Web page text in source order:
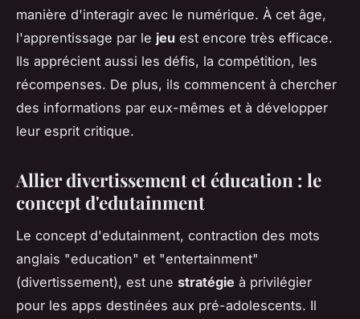
manière d'interagir avec le numérique. À cet âge,
l'apprentissage par le jeu est encore très efficace.
Ils apprécient aussi les défis, la compétition, les
récompenses. De plus, ils commencent à chercher
des informations par eux-mêmes et à développer
leur esprit critique.
Allier divertissement et éducation : le
concept d'edutainment
Le concept d'edutainment, contraction des mots
anglais "education" et "entertainment"
(divertissement), est une stratégie à privilégier
pour les apps destinées aux pré-adolescents. Il